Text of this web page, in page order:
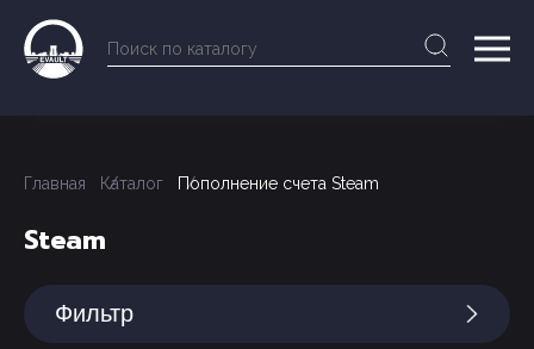
Главная Каталог Пополнение счета Steam
Steam
Фильтр